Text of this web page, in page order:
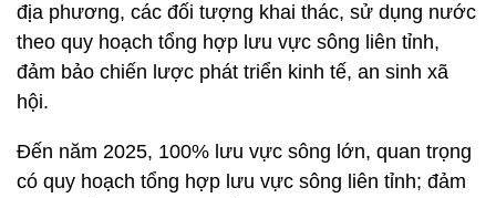
địa phương, các đối tượng khai thác, sử dụng nước
theo quy hoạch tổng hợp lưu vực sông liên tỉnh,
đảm bảo chiến lược phát triển kinh tế, an sinh xã
hội.
Đến năm 2025, 100% lưu vực sông lớn, quan trọng
có quy hoạch tổng hợp lưu vực sông liên tỉnh; đảm